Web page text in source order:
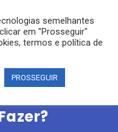
semelhantes
em "Prosseguir"
termos e política de
PROSSEGUIR